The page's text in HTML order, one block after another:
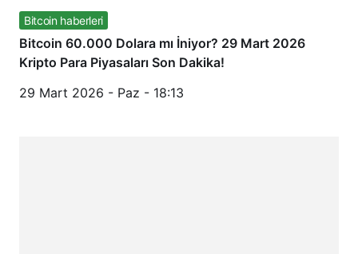
Bitcoin haberleri
Bitcoin 60.000 Dolara mı İniyor? 29 Mart 2026
Kripto Para Piyasaları Son Dakika!
29 Mart 2026 - Paz - 18:13